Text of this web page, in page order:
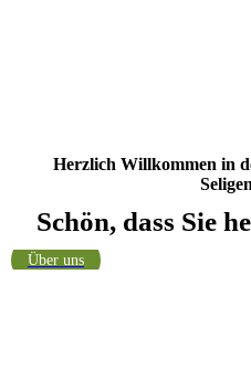
Herzlich Willkommen in
Schön, dass Sie
Über uns